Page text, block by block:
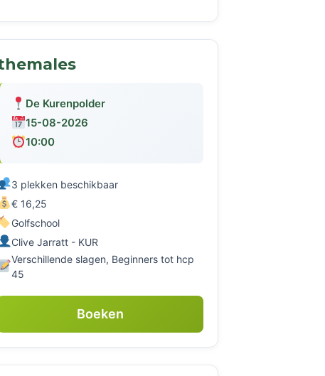
De Kurenpolder
15-08-2026
10:00
3 plekken beschikbaar
€ 16,25
Golfschool
Clive Jarratt - KUR
Verschillende slagen, Beginners tot hcp
45
Boeken